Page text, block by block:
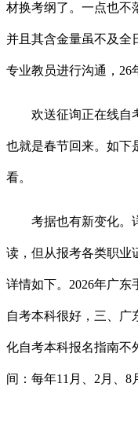
材换考纲了。一点也不
并且其含金量虽不及全
专业教员进行沟通，26
欢送征询正在线自考
也就是春节回来。如下
看。
考据也有新变化。详
读，但从报考各类职业
详情如下。2026年广
自考本科很好，三、广
化自考本科报名指南不
间：每年11月、2月、8